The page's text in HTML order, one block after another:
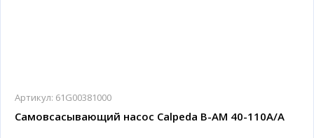
Артикул: 61G00381000
Самовсасывающий насос Calpeda B-AM 40-110A/A